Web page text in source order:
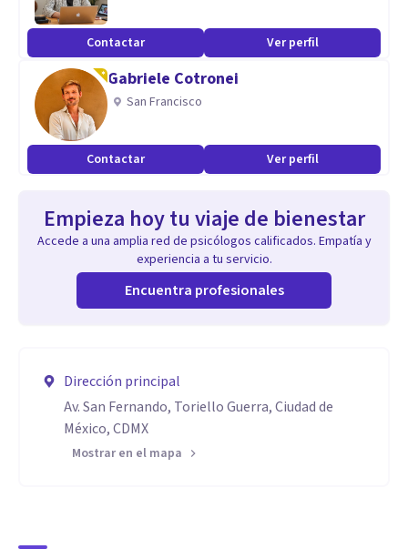
Contactar Ver perfil
Gabriele Cotronei
San Francisco
Contactar Ver perfil
Empieza hoy tu viaje de bienestar
Accede a una amplia red de psicólogos calificados. Empatía y
experiencia a tu servicio.
Encuentra profesionales
Dirección principal
Av. San Fernando, Toriello Guerra, Ciudad de
México, CDMX
Mostrar en el mapa